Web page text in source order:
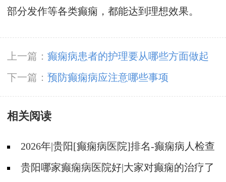
部分发作等各类癫痫，都能达到理想效果。
上一篇： 癫痫病患者的护理要从哪些方面做起
下一篇： 预防癫痫病应注意哪些事项
相关阅读
2026年|贵阳[癫痫病医院]排名-癫痫病人检查
对身体有影响吗?
贵阳哪家癫痫病医院好|大家对癫痫的治疗了